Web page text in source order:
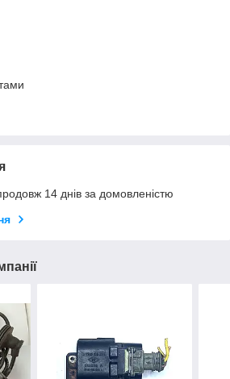
14 днів за домовленістю